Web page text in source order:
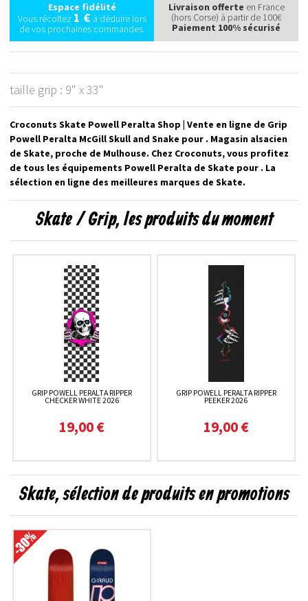
Espace fidélité
Vous récoltez 1 €à déduire lors
de vos prochaines commandes.
Livraison offerte en France
(hors Corse) à partir de 100€
Paiement 100% sécurisé
taille grip : 9" x 33"
Croconuts Skate Powell Peralta Shop | Vente en ligne de Grip
Powell Peralta McGill Skull and Snake pour . Magasin alsacien
de Skate, proche de Mulhouse. Chez Croconuts, vous profitez
de tous les équipements Powell Peralta de Skate pour . La
sélection en ligne des meilleures marques de Skate.
Skate / Grip, les produits du moment
GRIP POWELL PERALTA RIPPER
CHECKER WHITE 2026
19,00 €
GRIP POWELL PERALTA RIPPER
PEEKER 2026
19,00 €
Skate, sélection de produits en promotions